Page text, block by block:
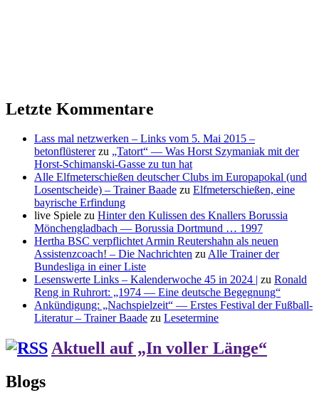
Letzte Kommentare
Lass mal netzwerken – Links vom 5. Mai 2015 –
betonflüstererzu „Tatort“ — Was Horst Szymaniak mit der
Horst-Schimanski-Gasse zu tun hat
Alle Elfmeterschießen deutscher Clubs im Europapokal (und
Losentscheide) – Trainer Baade zu Elfmeterschießen, eine
bayrische Erfindung
live Spiele zu Hinter den Kulissen des Knallers Borussia
Mönchengladbach — Borussia Dortmund … 1997
Hertha BSC verpflichtet Armin Reutershahn als neuen
Assistenzcoach! – Die Nachrichten zuAlle Trainer der
Bundesliga in einer Liste
Lesenswerte Links – Kalenderwoche 45 in 2024 | zu Ronald
Reng in Ruhrort: „1974 — Eine deutsche Begegnung“
Ankündigung: „Nachspielzeit“ — Erstes Festival der Fußball-
Literatur – Trainer Baade zu Lesetermine
Aktuell auf „In voller Länge“
Blogs